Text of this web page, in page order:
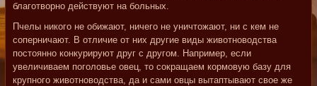
благотворно действуют на больных.
Пчелы никого не обижают, ничего не уничтожают, ни с кем не
соперничают. В отличие от них другие виды животноводства
постоянно конкурируют друг с другом. Например, если
увеличиваем поголовье овец, то сокращаем кормовую базу для
крупного животноводства, да и сами овцы вытаптывают свое же